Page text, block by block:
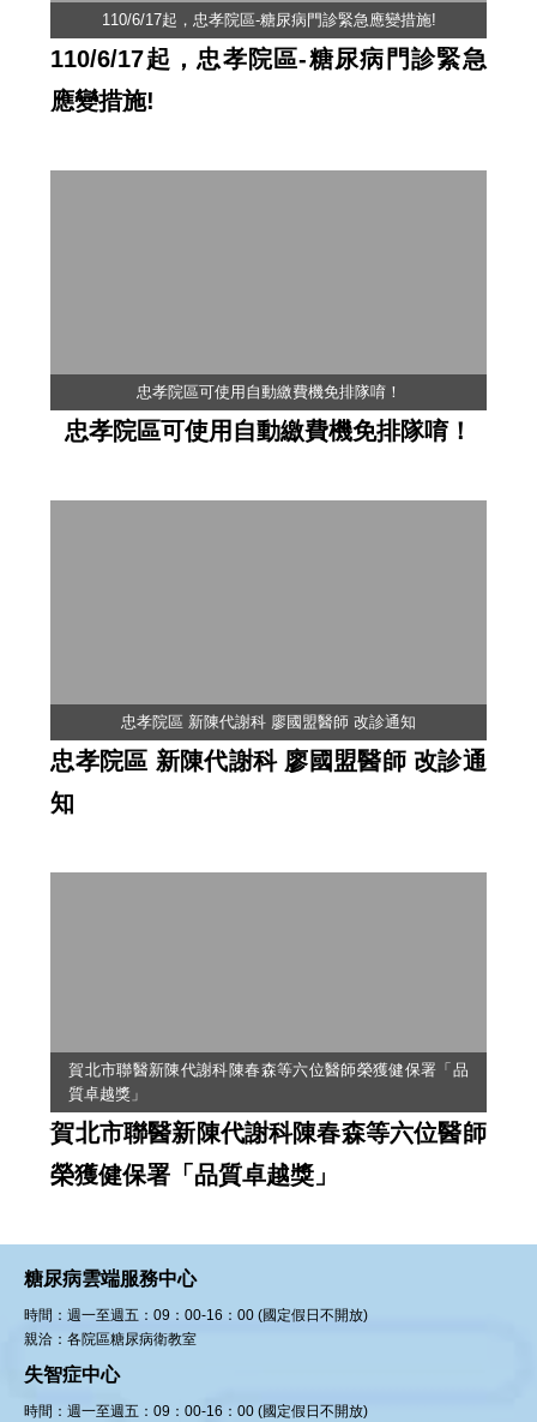
110/6/17起，忠孝院區-糖尿病門診緊急應變措施!
110/6/17起，忠孝院區-糖尿病門診緊急
應變措施!
忠孝院區可使用自動繳費機免排隊唷！
忠孝院區可使用自動繳費機免排隊唷！
忠孝院區 新陳代謝科 廖國盟醫師 改診通知
忠孝院區 新陳代謝科 廖國盟醫師 改診通
知
賀北市聯醫新陳代謝科陳春森等六位醫師榮獲健保署「品
質卓越獎」
賀北市聯醫新陳代謝科陳春森等六位醫師
榮獲健保署「品質卓越獎」
糖尿病雲端服務中心
時間：週一至週五：09：00-16：00 (國定假日不開放)
親洽：各院區糖尿病衛教室
失智症中心
時間：週一至週五：09：00-16：00 (國定假日不開放)